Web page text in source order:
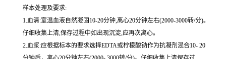
样本处理及要求:
1.血清:室温血液自然凝固10-20分钟,离心20分钟左右(2000-3000转/分)。
仔细收集上清,保存过程中如出现沉淀,应再次离心。
2.血浆:应根据标本的要求选择EDTA或柠檬酸钠作为抗凝剂混合10- 20